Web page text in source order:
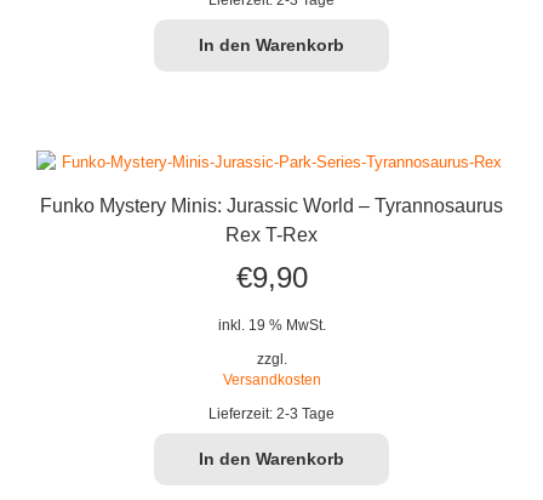
In den Warenkorb
Funko Mystery Minis: Jurassic World – Tyrannosaurus
Rex T-Rex
€9,90
inkl. 19 % MwSt.
zzgl.
Versandkosten
Lieferzeit: 2-3 Tage
In den Warenkorb